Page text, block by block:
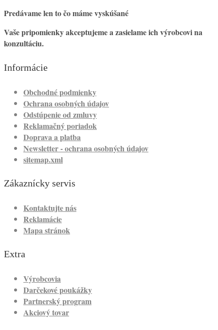
Predávame len to čo máme vyskúšané
Vaše pripomienky akceptujeme a zasielame ich výrobcovi na
konzultáciu.
Informácie
Obchodné podmienky
Ochrana osobných údajov
Odstúpenie od zmluvy
Reklamačný poriadok
Doprava a platba
Newsletter - ochrana osobných údajov
sitemap.xml
Zákaznícky servis
Kontaktujte nás
Reklamácie
Mapa stránok
Extra
Výrobcovia
Darčekové poukážky
Partnerský program
Akciový tovar